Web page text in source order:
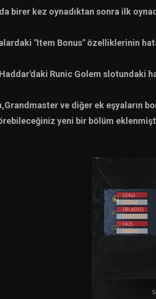
birer kez oynadıktan sonra ilk
"Item Bonus" özelliklerinin
Runic Golem slotundaki
ve diğer ek eşyaların
yeni bir bölüm